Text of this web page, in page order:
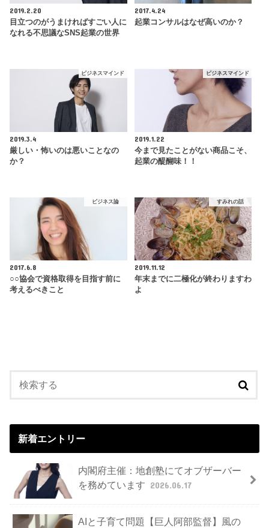
2019.2.20
目立つのがうまければすごい人に
なれる不思議なSNS起業の世界
2017.4.24
起業コンサルはなぜ高いのか？
ビジネスマインド
2019.3.4
厳しい・怖いのは悪いことなの
か？
ビジネスマインド
2019.1.22
今まで見たことがない商品こそ、
起業の醍醐味！！
ビジネス論
2017.6.8
○○協会で資格取得を目指す前に
考えるべきこと
すみれの話
2019.11.12
年末までに二極化が終わりますわ
よ
新着エントリー
内閣府主催：地創塾にてオブザーバー
を務めています 2026.06.17
AIと子育て問題【巨人阿部監督】風の